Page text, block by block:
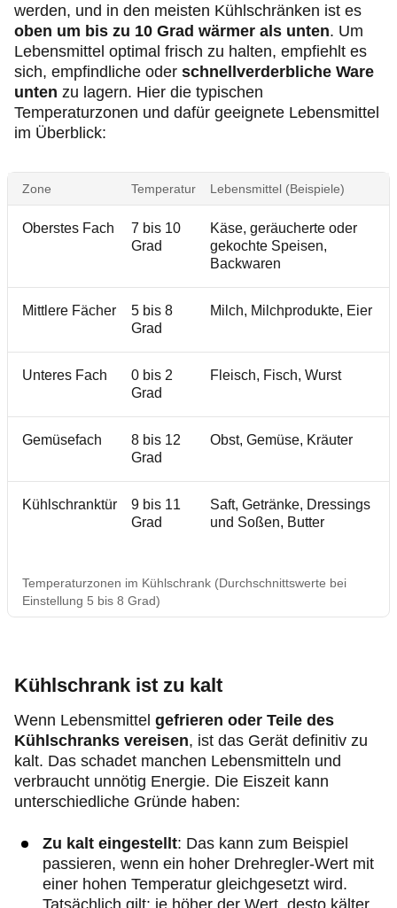
werden, und in den meisten Kühlschränken ist es
oben um bis zu 10 Grad wärmer als unten. Um
Lebensmittel optimal frisch zu halten, empfiehlt es
sich, empfindliche oder schnellverderbliche Ware
unten zu lagern. Hier die typischen
Temperaturzonen und dafür geeignete Lebensmittel
im Überblick:
Zone Temperatur Lebensmittel (Beispiele)
Oberstes Fach
7 bis 10
Grad
Käse, geräucherte oder
gekochte Speisen,
Backwaren
Mittlere Fächer
5 bis 8
Grad
Milch, Milchprodukte, Eier
Unteres Fach
0 bis 2
Grad
Fleisch, Fisch, Wurst
Gemüsefach
8 bis 12
Grad
Obst, Gemüse, Kräuter
Kühlschranktür
9 bis 11
Grad
Saft, Getränke, Dressings
und Soßen, Butter
Temperaturzonen im Kühlschrank (Durchschnittswerte bei
Einstellung 5 bis 8 Grad)
Kühlschrank ist zu kalt
Wenn Lebensmittel gefrieren oder Teile des
Kühlschranks vereisen, ist das Gerät definitiv zu
kalt. Das schadet manchen Lebensmitteln und
verbraucht unnötig Energie. Die Eiszeit kann
unterschiedliche Gründe haben:
Zu kalt eingestellt: Das kann zum Beispiel
passieren, wenn ein hoher Drehregler-Wert mit
einer hohen Temperatur gleichgesetzt wird.
Tatsächlich gilt: je höher der Wert, desto kälter.